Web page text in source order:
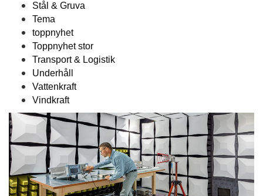
Stål & Gruva
Tema
toppnyhet
Toppnyhet stor
Transport & Logistik
Underhåll
Vattenkraft
Vindkraft